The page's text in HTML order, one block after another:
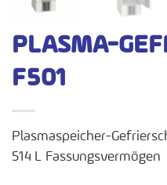
PLASMA-
F501
Plasmaspeicher-
514 L Fassungsvermögen